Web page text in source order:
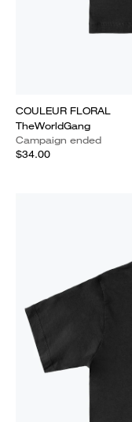
COULEUR FLORAL
TheWorldGang
Campaign ended
$34.00